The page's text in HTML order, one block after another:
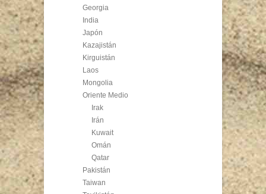
Georgia
India
Japón
Kazajistán
Kirguistán
Laos
Mongolia
Oriente Medio
Irak
Irán
Kuwait
Omán
Qatar
Pakistán
Taiwan